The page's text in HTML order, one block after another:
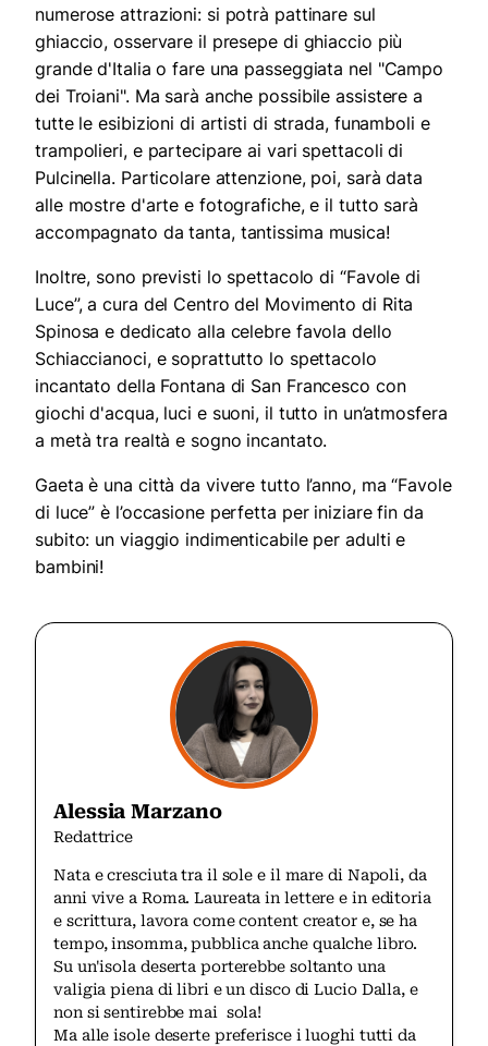
numerose attrazioni: si potrà pattinare sul
ghiaccio, osservare il presepe di ghiaccio più
grande d'Italia o fare una passeggiata nel "Campo
dei Troiani". Ma sarà anche possibile assistere a
tutte le esibizioni di artisti di strada, funamboli e
trampolieri, e partecipare ai vari spettacoli di
Pulcinella. Particolare attenzione, poi, sarà data
alle mostre d'arte e fotografiche, e il tutto sarà
accompagnato da tanta, tantissima musica!
Inoltre, sono previsti lo spettacolo di “Favole di
Luce”, a cura del Centro del Movimento di Rita
Spinosa e dedicato alla celebre favola dello
Schiaccianoci, e soprattutto lo spettacolo
incantato della Fontana di San Francesco con
giochi d'acqua, luci e suoni, il tutto in un’atmosfera
a metà tra realtà e sogno incantato.
Gaeta è una città da vivere tutto l’anno, ma “Favole
di luce” è l’occasione perfetta per iniziare fin da
subito: un viaggio indimenticabile per adulti e
bambini!
Alessia Marzano
Redattrice
Nata e cresciuta tra il sole e il mare di Napoli, da
anni vive a Roma. Laureata in lettere e in editoria
e scrittura, lavora come content creator e, se ha
tempo, insomma, pubblica anche qualche libro.
Su un'isola deserta porterebbe soltanto una
valigia piena di libri e un disco di Lucio Dalla, e
non si sentirebbe mai sola!
Ma alle isole deserte preferisce i luoghi tutti da